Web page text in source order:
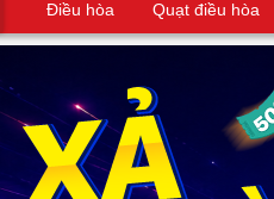
Điều hòa Quạt điều hòa
Máy lọc nước